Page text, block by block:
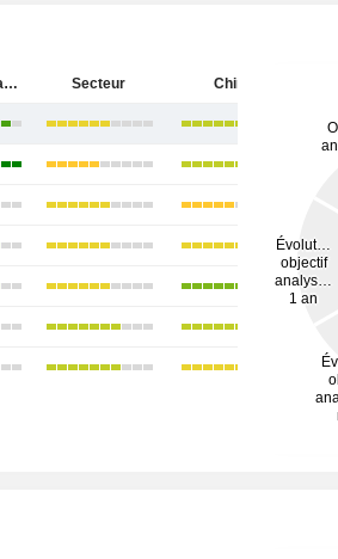
China Merchants Bank Co., Ltd. Secteur Chine